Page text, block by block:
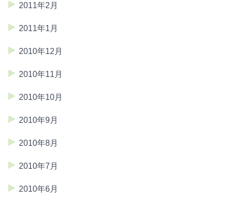
2011年2月
2011年1月
2010年12月
2010年11月
2010年10月
2010年9月
2010年8月
2010年7月
2010年6月